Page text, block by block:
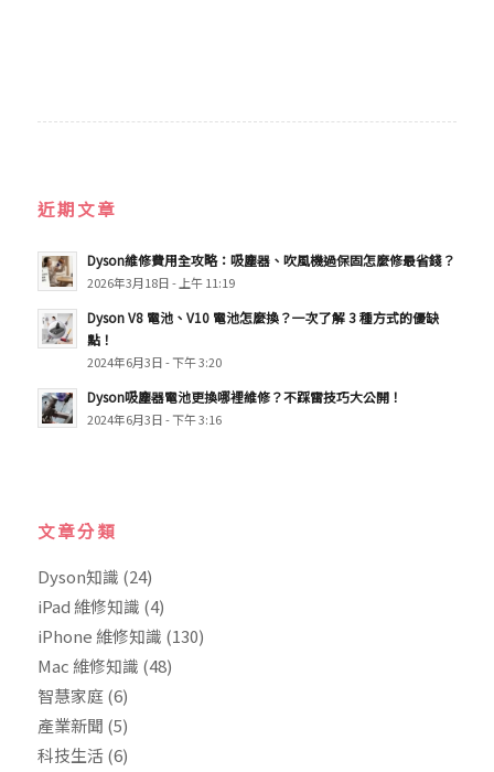
近期文章
Dyson維修費用全攻略：吸塵器、吹風機過保固怎麼修最省錢？
2026年3月18日 - 上午 11:19
Dyson V8 電池、V10 電池怎麼換？一次了解 3 種方式的優缺
點！
2024年6月3日 - 下午 3:20
Dyson吸塵器電池更換哪裡維修？不踩雷技巧大公開！
2024年6月3日 - 下午 3:16
文章分類
Dyson知識 (24)
iPad 維修知識 (4)
iPhone 維修知識 (130)
Mac 維修知識 (48)
智慧家庭(6)
產業新聞 (5)
科技生活(6)